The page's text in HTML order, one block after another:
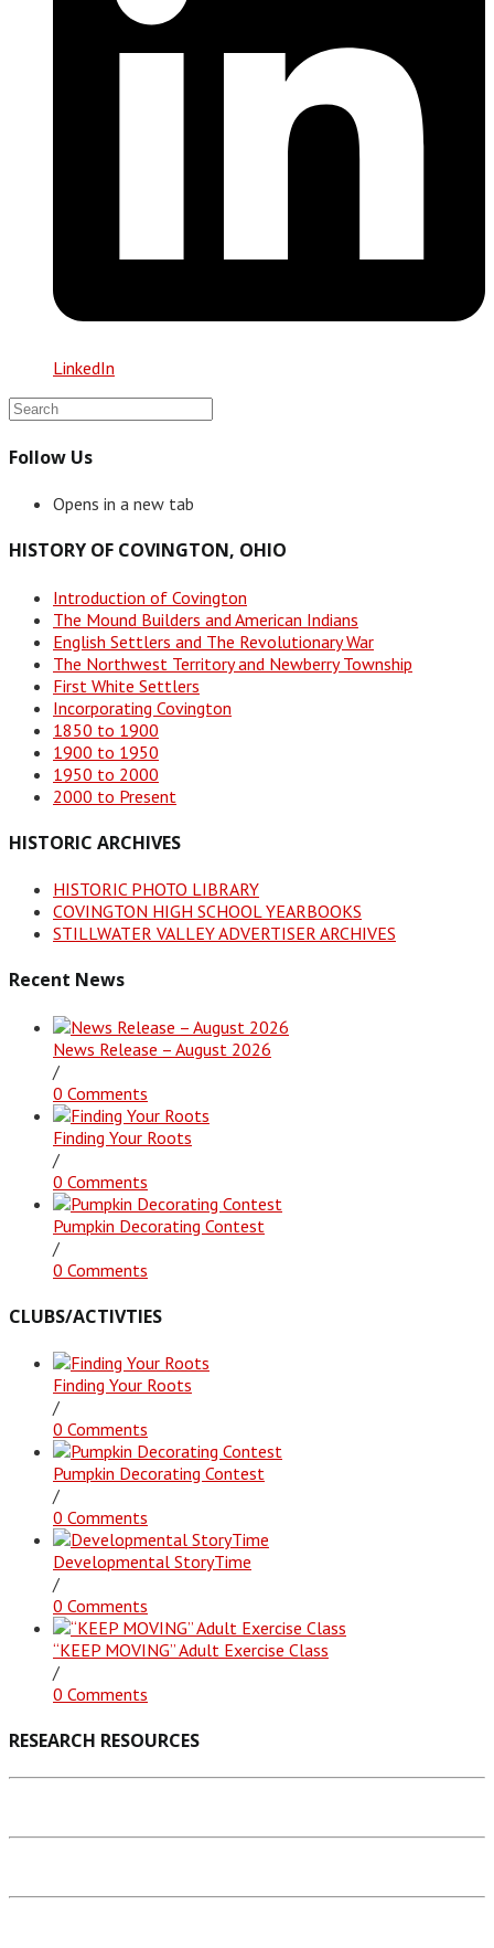
LinkedIn
Follow Us
Opens in a new tab
HISTORY OF COVINGTON, OHIO
Introduction of Covington
The Mound Builders and American Indians
English Settlers and The Revolutionary War
The Northwest Territory and Newberry Township
First White Settlers
Incorporating Covington
1850 to 1900
1900 to 1950
1950 to 2000
2000 to Present
HISTORIC ARCHIVES
HISTORIC PHOTO LIBRARY
COVINGTON HIGH SCHOOL YEARBOOKS
STILLWATER VALLEY ADVERTISER ARCHIVES
Recent News
News Release – August 2026
/
0 Comments
Finding Your Roots
/
0 Comments
Pumpkin Decorating Contest
/
0 Comments
CLUBS/ACTIVTIES
Finding Your Roots
/
0 Comments
Pumpkin Decorating Contest
/
0 Comments
Developmental StoryTime
/
0 Comments
“KEEP MOVING” Adult Exercise Class
/
0 Comments
RESEARCH RESOURCES